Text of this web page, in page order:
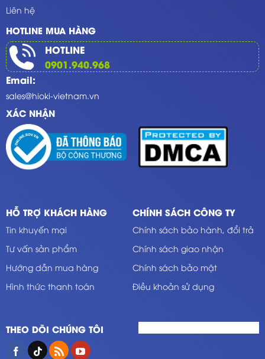
Liên hệ
HOTLINE MUA HÀNG
HOTLINE
0901.940.968
Email:
sales@hioki-vietnam.vn
XÁC NHẬN
HỖ TRỢ KHÁCH HÀNG
Tin khuyến mại
Tư vấn sản phẩm
Hướng dẫn mua hàng
Hình thức thanh toán
CHÍNH SÁCH CÔNG TY
Chính sách bảo hành, đổi trả
Chính sách giao nhận
Chính sách bảo mật
Điều khoản sử dụng
THEO DÕI CHÚNG TÔI